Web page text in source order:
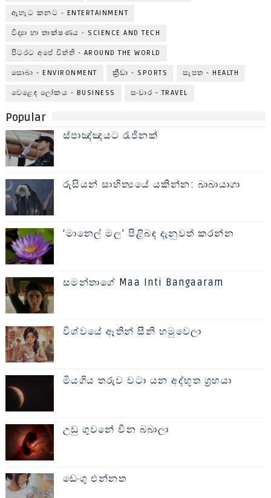
ඇහැට කනට - ENTERTAINMENT
විද්‍යා හා තාක්ෂණය - SCIENCE AND TECH
පිටරට අපේ විත්ති - AROUND THE WORLD
සොබා - ENVIRONMENT ක්‍රීඩා - SPORTS සැපත - HEALTH
වෙළෙඳ ලෝකය - BUSINESS සංචාර - TRAVEL
Popular
ස්පාඤ්ඤයට රැජිනක්
රුසියන් සාහිත්‍යයේ යකින්න: බාබායාගා
‘මානෙල් මල’ පිළිබඳ දැනුවත් කරන්න
සමන්තාගේ Maa Inti Bangaaram
විශ්වයේ ඈතින් සීනි හමුවෙලා
මියගිය තරුව වටා යන අද්භූත ග්‍රහයා
උඩු ගුවනේ චීන බබාලා
ඩෙංගු එන්නත